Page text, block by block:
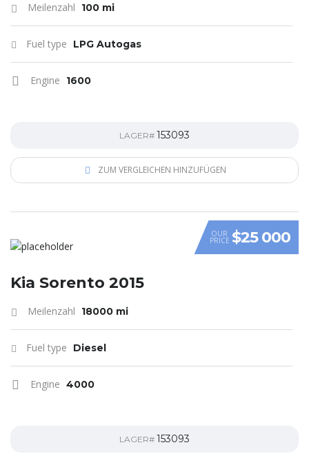
Meilenzahl 100 mi
Fuel type LPG Autogas
Engine 1600
LAGER# 153093
ZUM VERGLEICHEN HINZUFÜGEN
OUR
PRICE $25 000
Kia Sorento 2015
Meilenzahl 18000 mi
Fuel type Diesel
Engine 4000
LAGER# 153093